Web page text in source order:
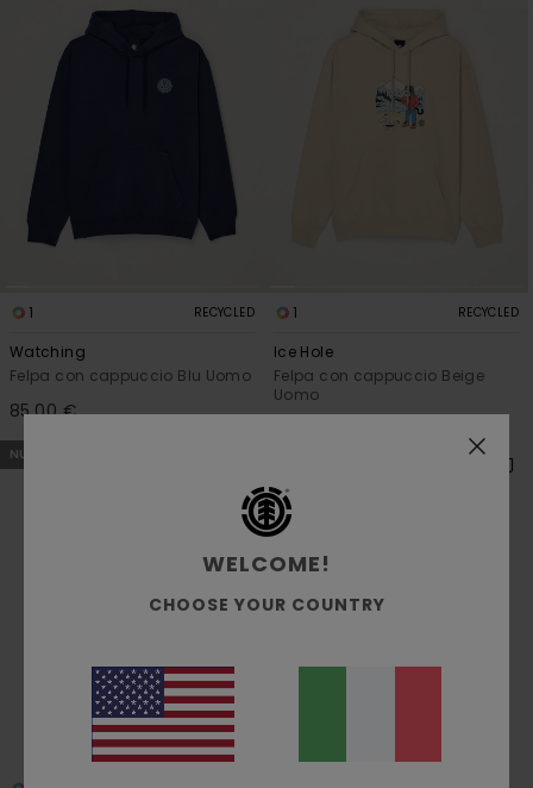
1 RECYCLED
Watching
Felpa con cappuccio Blu Uomo
85,00 €
1 RECYCLED
Ice Hole
Felpa con cappuccio Beige
Uomo
NUOVI ARRIVI
WELCOME!
CHOOSE YOUR COUNTRY